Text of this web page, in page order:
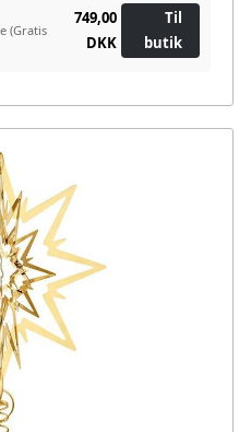
(Gratis
749,00
DKK
Til
butik